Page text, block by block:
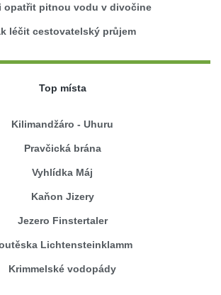
opatřit pitnou vodu v divočine
léčit cestovatelský průjem
Top místa
Kilimandžáro - Uhuru
Pravčická brána
Vyhlídka Máj
Kaňon Jizery
Jezero Finstertaler
Lichtensteinklamm
Krimmelské vodopády